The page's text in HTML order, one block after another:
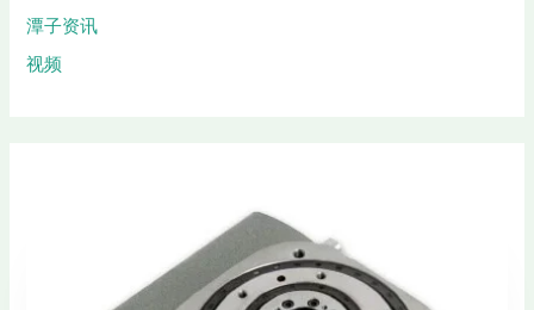
潭子资讯
视频